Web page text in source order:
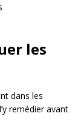
les
dans les
remédier avant